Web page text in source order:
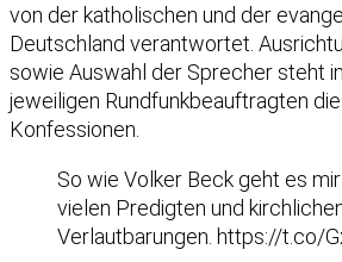
von der katholischen und der
Deutschland verantwortet.
sowie Auswahl der Sprecher steht
jeweiligen Rundfunkbeauftragten
Konfessionen.
So wie Volker Beck geht es
vielen Predigten und
Verlautbarungen. https://t.co/